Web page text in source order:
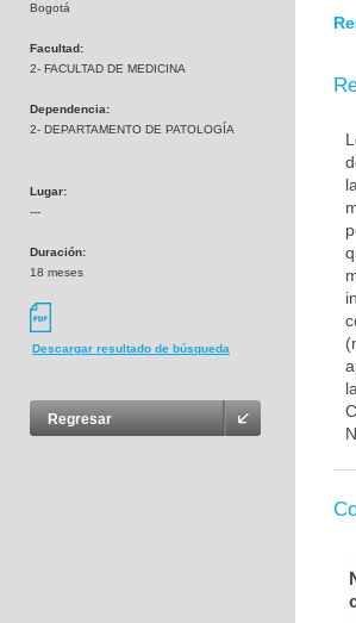
Bogotá
Facultad:
2- FACULTAD DE MEDICINA
Dependencia:
2- DEPARTAMENTO DE PATOLOGÍA
Lugar:
---
Duración:
18 meses
Descargar resultado de búsqueda
Regresar